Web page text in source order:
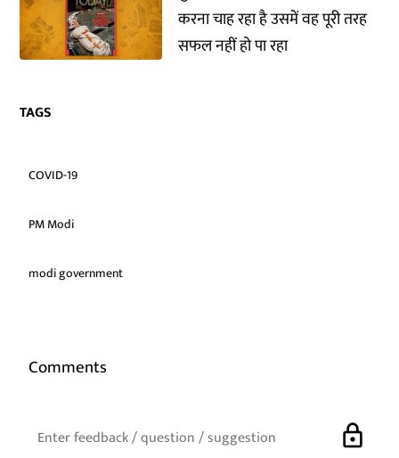
करना चाह रहा है उसमें वह पूरी तरह
सफल नहीं हो पा रहा
TAGS
COVID-19
PM Modi
modi government
Comments
lock